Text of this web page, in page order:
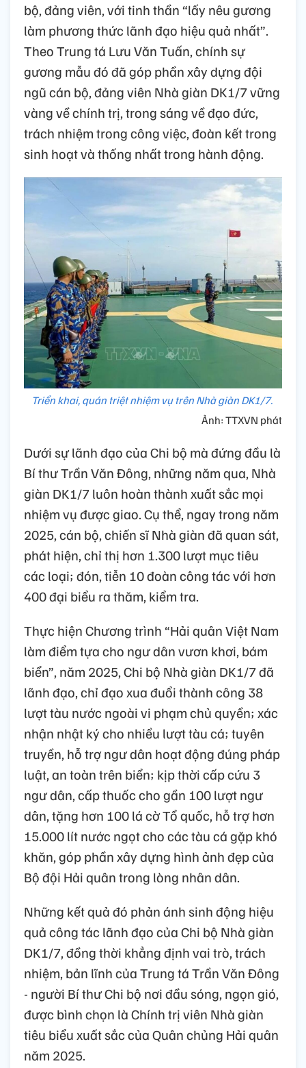
bộ, đảng viên, với tinh thần “lấy nêu gương
làm phương thức lãnh đạo hiệu quả nhất”.
Theo Trung tá Lưu Văn Tuấn, chính sự
gương mẫu đó đã góp phần xây dựng đội
ngũ cán bộ, đảng viên Nhà giàn DK1/7 vững
vàng về chính trị, trong sáng về đạo đức,
trách nhiệm trong công việc, đoàn kết trong
sinh hoạt và thống nhất trong hành động.
Triển khai, quán triệt nhiệm vụ trên Nhà giàn DK1/7.
Ảnh: TTXVN phát
Dưới sự lãnh đạo của Chi bộ mà đứng đầu là
Bí thư Trần Văn Đông, những năm qua, Nhà
giàn DK1/7 luôn hoàn thành xuất sắc mọi
nhiệm vụ được giao. Cụ thể, ngay trong năm
2025, cán bộ, chiến sĩ Nhà giàn đã quan sát,
phát hiện, chỉ thị hơn 1.300 lượt mục tiêu
các loại; đón, tiễn 10 đoàn công tác với hơn
400 đại biểu ra thăm, kiểm tra.
Thực hiện Chương trình “Hải quân Việt Nam
làm điểm tựa cho ngư dân vươn khơi, bám
biển”, năm 2025, Chi bộ Nhà giàn DK1/7 đã
lãnh đạo, chỉ đạo xua đuổi thành công 38
lượt tàu nước ngoài vi phạm chủ quyền; xác
nhận nhật ký cho nhiều lượt tàu cá; tuyên
truyền, hỗ trợ ngư dân hoạt động đúng pháp
luật, an toàn trên biển; kịp thời cấp cứu 3
ngư dân, cấp thuốc cho gần 100 lượt ngư
dân, tặng hơn 100 lá cờ Tổ quốc, hỗ trợ hơn
15.000 lít nước ngọt cho các tàu cá gặp khó
khăn, góp phần xây dựng hình ảnh đẹp của
Bộ đội Hải quân trong lòng nhân dân.
Những kết quả đó phản ánh sinh động hiệu
quả công tác lãnh đạo của Chi bộ Nhà giàn
DK1/7, đồng thời khẳng định vai trò, trách
nhiệm, bản lĩnh của Trung tá Trần Văn Đông
- người Bí thư Chi bộ nơi đầu sóng, ngọn gió,
được bình chọn là Chính trị viên Nhà giàn
tiêu biểu xuất sắc của Quân chủng Hải quân
năm 2025.